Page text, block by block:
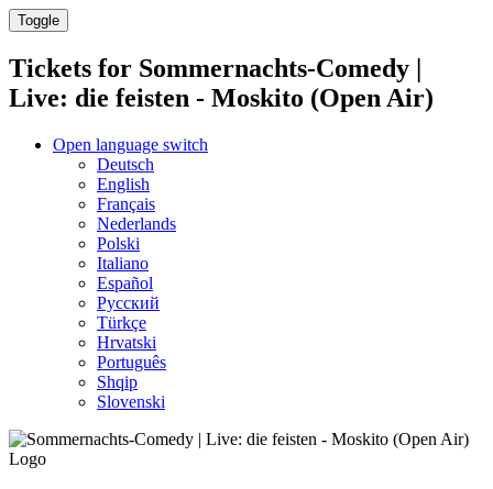
Toggle
Tickets for Sommernachts-Comedy |
Live: die feisten - Moskito (Open Air)
Open language switch
Deutsch
English
Français
Nederlands
Polski
Italiano
Español
Русский
Türkçe
Hrvatski
Português
Shqip
Slovenski